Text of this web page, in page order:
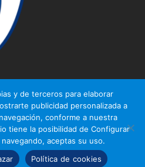
| Política de cookies
Diseño webGurenet
y de terceros para elaborar
publicidad personalizada a
conforme a nuestra
tiene la posibilidad de Configurar
aceptas su uso.
Política de cookies